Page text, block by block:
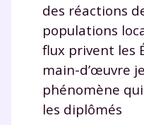
des réactions
populations
flux privent les
main-d’œuvre
phénomène
les diplômés